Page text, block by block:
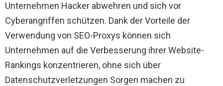
Unternehmen Hacker abwehren und sich vor
Cyberangriffen schützen. Dank der Vorteile der
Verwendung von SEO-Proxys können sich
Unternehmen auf die Verbesserung ihrer Website-
Rankings konzentrieren, ohne sich über
Datenschutzverletzungen Sorgen machen zu